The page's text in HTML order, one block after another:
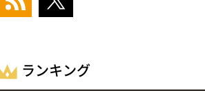
ランキング